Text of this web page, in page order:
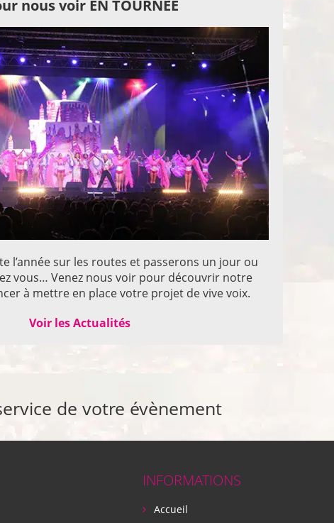
nous voir EN TOURNÉE
l’année sur les routes et passerons un jour ou
vous… Venez nous voir pour découvrir notre
à mettre en place votre projet de vive voix.
Voir les Actualités
de votre évènement
INFORMATIONS
Accueil